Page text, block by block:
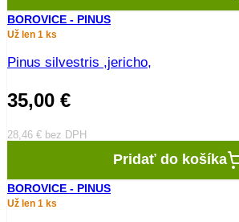
BOROVICE - PINUS
Už len 1 ks
Pinus silvestris ,jericho,
35,00 €
28,46 € bez DPH
Pridať do košíka
BOROVICE - PINUS
Už len 1 ks